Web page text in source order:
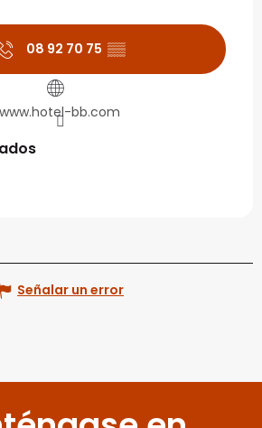
08 92 70 75 ▒▒
www.hotel-bb.com
Señalar un error